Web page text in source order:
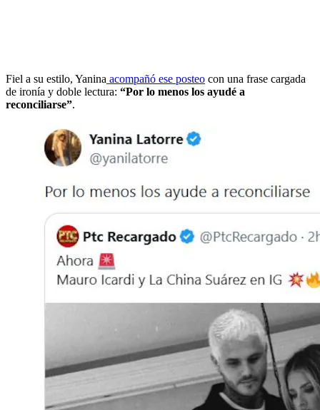
Fiel a su estilo, Yanina acompañó ese posteo con una frase cargada
de ironía y doble lectura: “Por lo menos los ayudé a
reconciliarse”.